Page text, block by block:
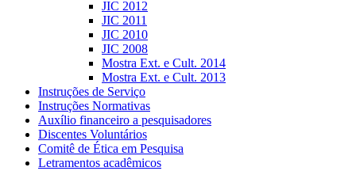
JIC 2012
JIC 2011
JIC 2010
JIC 2008
Mostra Ext. e Cult. 2014
Mostra Ext. e Cult. 2013
Instruções de Serviço
Instruções Normativas
Auxílio financeiro a pesquisadores
Discentes Voluntários
Comitê de Ética em Pesquisa
Letramentos acadêmicos